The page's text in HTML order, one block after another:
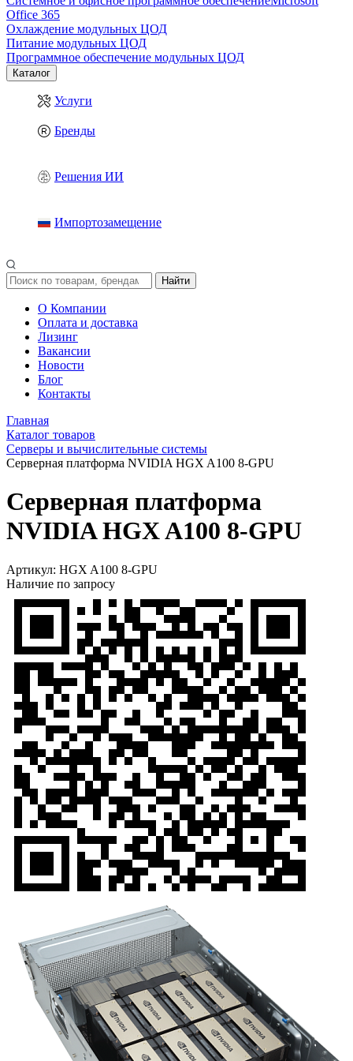
Office 365
Охлаждение модульных ЦОД
Питание модульных ЦОД
Программное обеспечение модульных ЦОД
Каталог
Услуги
Бренды
Решения ИИ
Импортозамещение
Найти
О Компании
Оплата и доставка
Лизинг
Вакансии
Новости
Блог
Контакты
Главная
Каталог товаров
Серверы и вычислительные системы
Серверная платформа NVIDIA HGX A100 8-GPU
Серверная платформа
NVIDIA HGX A100 8-GPU
Артикул: HGX A100 8-GPU
Наличие по запросу